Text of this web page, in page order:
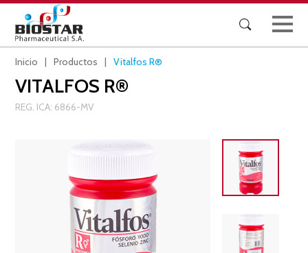
Skip
content
Biostar
Biostar Pharmaceutical S.A.
Buscar:
Inicio Productos Vitalfos R®
VITALFOS R®
REG. ICA: 6866-MV